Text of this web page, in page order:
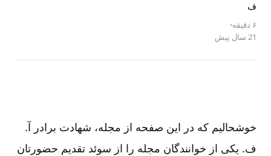
ف
۶ دقیقه
21 سال پیش
خوشحالیم که در این صفحه از مجله‌، شهادت برادر آ.
ف‌. یکی از خوانندگان مجله را از سوئد تقدیم حضورتان